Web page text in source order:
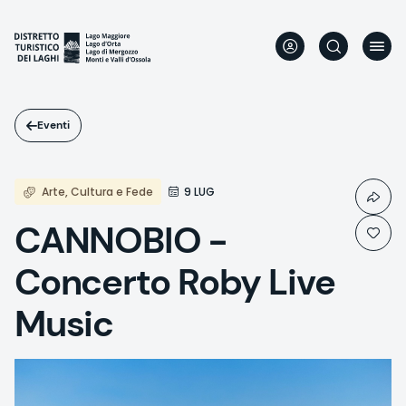
contenuto
principale
Eventi
Arte, Cultura e Fede 9 LUG
CANNOBIO -
Concerto Roby Live
Music